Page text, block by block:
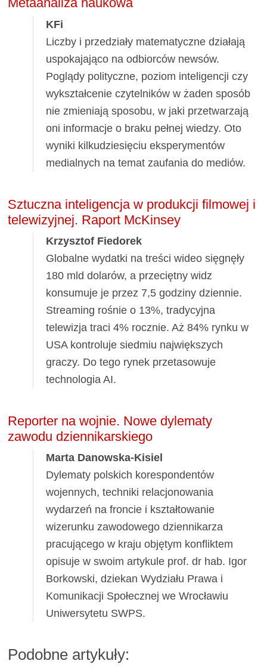
KFi
Liczby i przedziały matematyczne działają
uspokajająco na odbiorców newsów.
Poglądy polityczne, poziom inteligencji czy
wykształcenie czytelników w żaden sposób
nie zmieniają sposobu, w jaki przetwarzają
oni informacje o braku pełnej wiedzy. Oto
wyniki kilkudziesięciu eksperymentów
medialnych na temat zaufania do mediów.
Sztuczna inteligencja w produkcji filmowej i
telewizyjnej. Raport McKinsey
Krzysztof Fiedorek
Globalne wydatki na treści wideo sięgnęły
180 mld dolarów, a przeciętny widz
konsumuje je przez 7,5 godziny dziennie.
Streaming rośnie o 13%, tradycyjna
telewizja traci 4% rocznie. Aż 84% rynku w
USA kontroluje siedmiu największych
graczy. Do tego rynek przetasowuje
technologia AI.
Reporter na wojnie. Nowe dylematy
zawodu dziennikarskiego
Marta Danowska-Kisiel
Dylematy polskich korespondentów
wojennych, techniki relacjonowania
wydarzeń na froncie i kształtowanie
wizerunku zawodowego dziennikarza
pracującego w kraju objętym konfliktem
opisuje w swoim artykule prof. dr hab. Igor
Borkowski, dziekan Wydziału Prawa i
Komunikacji Społecznej we Wrocławiu
Uniwersytetu SWPS.
Podobne artykuły: